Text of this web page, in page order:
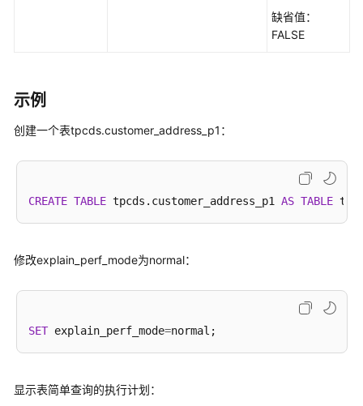
缺省值：
FALSE
示例
创建一个表tpcds.customer_address_p1：
CREATE TABLE tpcds.customer_address_p1 AS TABLE
修改explain_perf_mode为normal：
SET explain_perf_mode=
显示表简单查询的执行计划：